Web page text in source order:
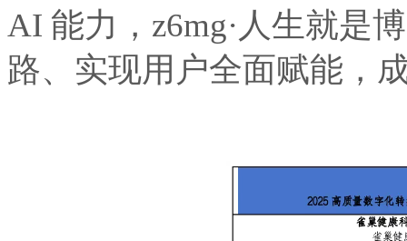
AI 能力，z6mg·人生就
路、实现用户全面赋能